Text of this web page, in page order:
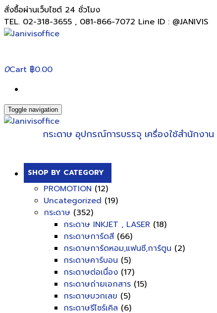
สั่งซื้อผ่านเว็บไซต์ 24 ชั่วโมง
TEL. 02-318-3655 , 081-866-7072 Line ID : @JANIVIS
0Cart ฿0.00
Toggle navigation
กระดาษ อุปกรณ์การบรรจุ เครื่องใช้สำนักงาน
SHOP BY CATEGORY
PROMOTION (12)
Uncategorized (19)
กระดาษ (352)
กระดาษ INKJET , LASER (18)
กระดาษการ์ดสี (66)
กระดาษการ์ดหอม,แฟนซี,การ์ตูน (2)
กระดาษคาร์บอน (5)
กระดาษต่อเนื่อง (17)
กระดาษถ่ายเอกสาร (15)
กระดาษบวกเลข (5)
กระดาษรีไซร์เคิล (6)